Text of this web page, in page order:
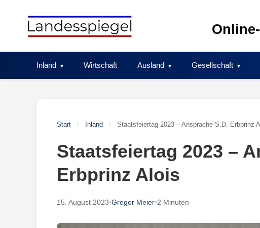
Inland Wirtschaft Ausland Gesellschaft
Start / Inland / Staatsfeiertag 2023 – Ansprache S.D. Erbprinz
Staatsfeiertag 2023 –
Erbprinz Alois
15. August 2023•Gregor Meier•2 Minuten